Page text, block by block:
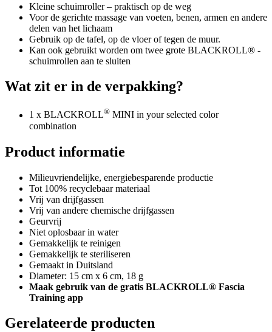
Kleine schuimroller – praktisch op de weg
Voor de gerichte massage van voeten, benen, armen en andere
delen van het lichaam
Gebruik op de tafel, op de vloer of tegen de muur.
Kan ook gebruikt worden om twee grote BLACKROLL® -
schuimrollen aan te sluiten
Wat zit er in de verpakking?
1 x BLACKROLL® MINI in your selected color
combination
Product informatie
Milieuvriendelijke, energiebesparende productie
Tot 100% recyclebaar materiaal
Vrij van drijfgassen
Vrij van andere chemische drijfgassen
Geurvrij
Niet oplosbaar in water
Gemakkelijk te reinigen
Gemakkelijk te steriliseren
Gemaakt in Duitsland
Diameter: 15 cm x 6 cm, 18 g
Maak gebruik van de gratis BLACKROLL® Fascia
Training app
Gerelateerde producten